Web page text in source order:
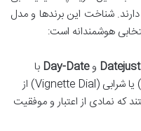
شناخت این برندها و مدل
هوشمندانه است:
Datejust وDay-Date با
صفحات زرشکی (Burgundy Dial) یا شرابی (Vignette Dial) از
که نمادی از اعتبار و موفقیت